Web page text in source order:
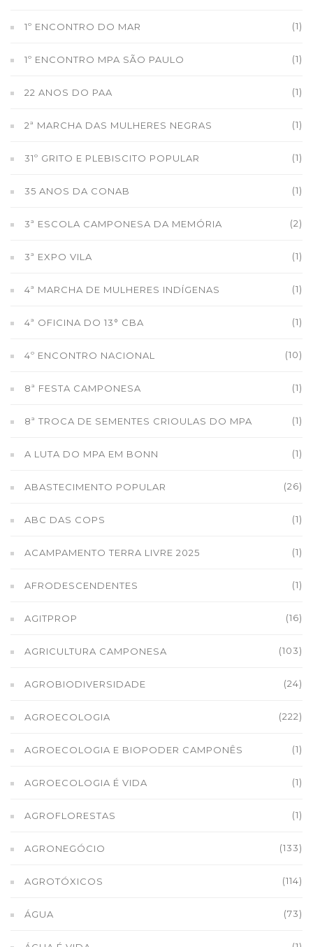
1º ENCONTRO DO MAR (1)
1º ENCONTRO MPA SÃO PAULO (1)
22 ANOS DO PAA (1)
2ª MARCHA DAS MULHERES NEGRAS (1)
31º GRITO E PLEBISCITO POPULAR (1)
35 ANOS DA CONAB (1)
3ª ESCOLA CAMPONESA DA MEMÓRIA (2)
3ª EXPO VILA (1)
4ª MARCHA DE MULHERES INDÍGENAS (1)
4ª OFICINA DO 13° CBA (1)
4º ENCONTRO NACIONAL (10)
8ª FESTA CAMPONESA (1)
8ª TROCA DE SEMENTES CRIOULAS DO MPA (1)
A LUTA DO MPA EM BONN (1)
ABASTECIMENTO POPULAR (26)
ABC DAS COPS (1)
ACAMPAMENTO TERRA LIVRE 2025 (1)
AFRODESCENDENTES (1)
AGITPROP (16)
AGRICULTURA CAMPONESA (103)
AGROBIODIVERSIDADE (24)
AGROECOLOGIA (222)
AGROECOLOGIA E BIOPODER CAMPONÊS (1)
AGROECOLOGIA É VIDA (1)
AGROFLORESTAS (1)
AGRONEGÓCIO (133)
AGROTÓXICOS (114)
ÁGUA (73)